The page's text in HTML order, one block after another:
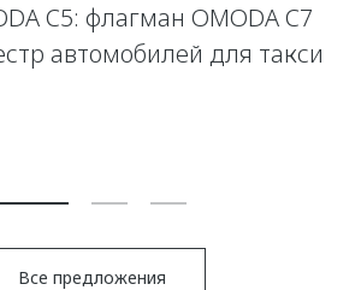
C5: флагман OMODA C7
автомобилей для такси
Все предложения